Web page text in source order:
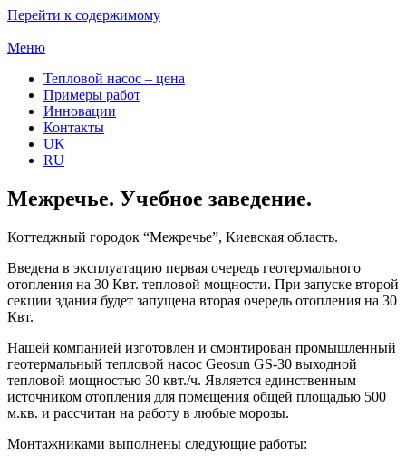
Перейти к содержимому
Меню
Тепловой насос – цена
Примеры работ
Инновации
Контакты
UK
RU
Межречье. Учебное заведение.
Коттеджный городок “Межречье”, Киевская область.
Введена в эксплуатацию первая очередь геотермального
отопления на 30 Квт. тепловой мощности. При запуске второй
секции здания будет запущена вторая очередь отопления на 30
Квт.
Нашей компанией изготовлен и смонтирован промышленный
геотермальный тепловой насос Geosun GS-30 выходной
тепловой мощностью 30 квт./ч. Является единственным
источником отопления для помещения общей площадью 500
м.кв. и рассчитан на работу в любые морозы.
Монтажниками выполнены следующие работы: